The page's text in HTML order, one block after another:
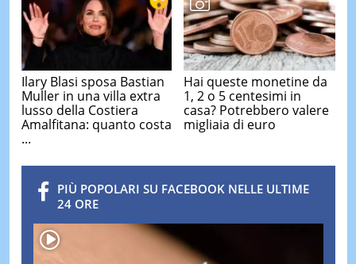
Ilary Blasi sposa Bastian
Muller in una villa extra
lusso della Costiera
Amalfitana: quanto costa
...
Hai queste monetine da
1, 2 o 5 centesimi in
casa? Potrebbero valere
migliaia di euro
PIÙ POPOLARI SU FACEBOOK NELLE ULTIME
24 ORE